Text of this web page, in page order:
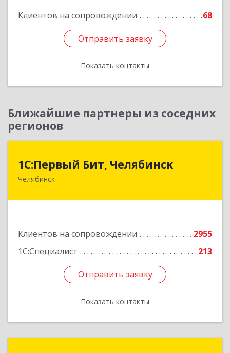
Клиентов на сопровождении 68
Отправить заявку
Показать контакты
Отправить заявку
Назад
Ближайшие партнеры из соседних
регионов
1С:Первый Бит, Челябинск
Челябинск
Клиентов на сопровождении
2955
1С:Специалист
213
Отправить заявку
Показать контакты
1С:Первый Бит, Челябинск
Отправить заявку
Назад